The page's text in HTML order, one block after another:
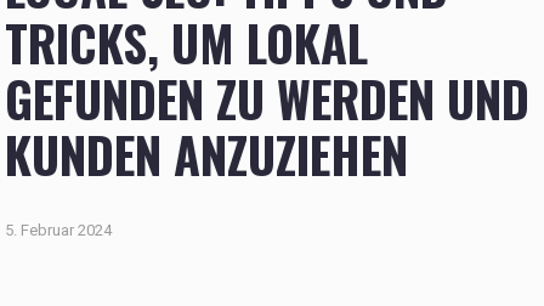
TRICKS, UM LOKAL
GEFUNDEN ZU WERDEN UND
KUNDEN ANZUZIEHEN
5. Februar 2024